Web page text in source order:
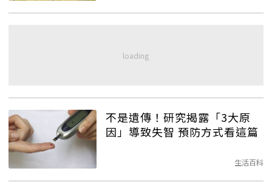
不是遺傳！研究揭露「3大原
因」導致失智 預防方式看這篇
生活百科